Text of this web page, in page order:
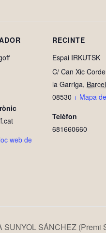
web de
RECINTE
Espai IRKUTSK
C/ Can Xic
la Garriga,
08530 + Mapa
Telèfon
681660660
SUNYOL SÁNCHEZ (Premi